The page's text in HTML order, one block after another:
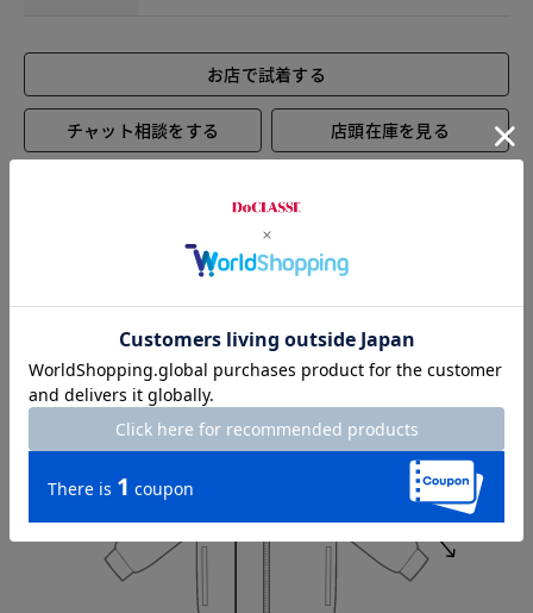
お店で試着する
チャット相談をする 店頭在庫を見る
Check the recommended size
Try this item on
Shoulder width 40cm